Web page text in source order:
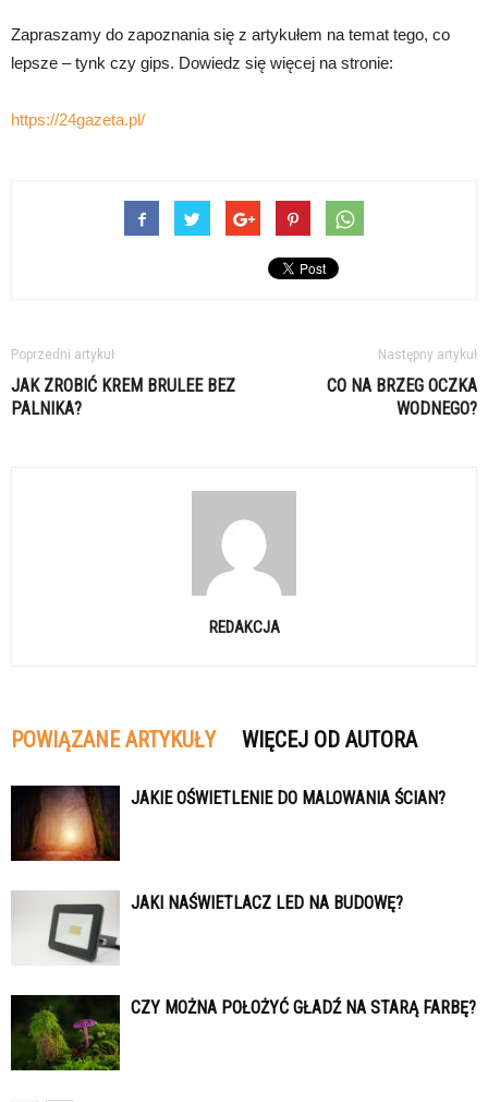
Zapraszamy do zapoznania się z artykułem na temat tego, co
lepsze – tynk czy gips. Dowiedz się więcej na stronie:
https://24gazeta.pl/
Poprzedni artykuł
JAK ZROBIĆ KREM BRULEE BEZ
PALNIKA?
Następny artykuł
CO NA BRZEG OCZKA
WODNEGO?
REDAKCJA
POWIĄZANE ARTYKUŁY WIĘCEJ OD AUTORA
JAKIE OŚWIETLENIE DO MALOWANIA ŚCIAN?
JAKI NAŚWIETLACZ LED NA BUDOWĘ?
CZY MOŻNA POŁOŻYĆ GŁADŹ NA STARĄ FARBĘ?